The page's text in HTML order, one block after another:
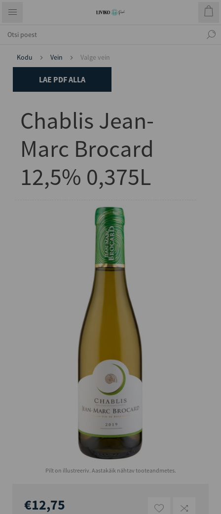
Kodu Vein Valge vein
LAE PDF ALLA
Chablis Jean-
Marc Brocard
12,5% 0,375L
Pilt on illustreeriv. Aastakäik nähtav tooteandmetes.
€12,75